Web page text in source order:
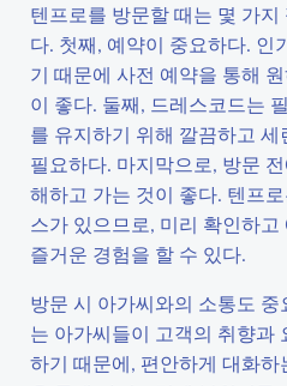
텐프로를 방문할 때는 몇 가
다. 첫째, 예약이 중요하다. 인
기 때문에 사전 예약을 통해
이 좋다. 둘째, 드레스코드는
를 유지하기 위해 깔끔하고
필요하다. 마지막으로, 방문
해하고 가는 것이 좋다. 텐프
스가 있으므로, 미리 확인하
즐거운 경험을 할 수 있다.
방문 시 아가씨와의 소통도
는 아가씨들이 고객의 취향과
하기 때문에, 편안하게 대화